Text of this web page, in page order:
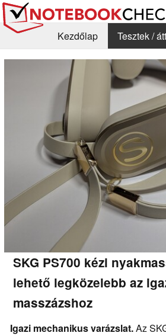
Kezdőlap
Tesztek /
Hírek
GYIK / Technológia /
Kapcsolat
SKG PS700 kézi
lehető legközelebb az
masszázshoz
Igazi mechanikus varázslat.Az